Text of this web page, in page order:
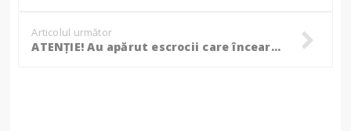
Articolul următor
ATENȚIE! Au apărut escrocii care încearcă să facă bani pe suferința sinistraților din Broșteni!